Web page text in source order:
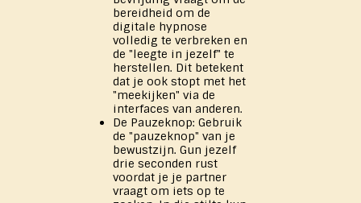
bereidheid om de
digitale hypnose
volledig te verbreken en
de "leegte in jezelf" te
herstellen. Dit betekent
dat je ook stopt met het
"meekijken" via de
interfaces van anderen.
De Pauzeknop: Gebruik
de "pauzeknop" van je
bewustzijn. Gun jezelf
drie seconden rust
voordat je je partner
vraagt om iets op te